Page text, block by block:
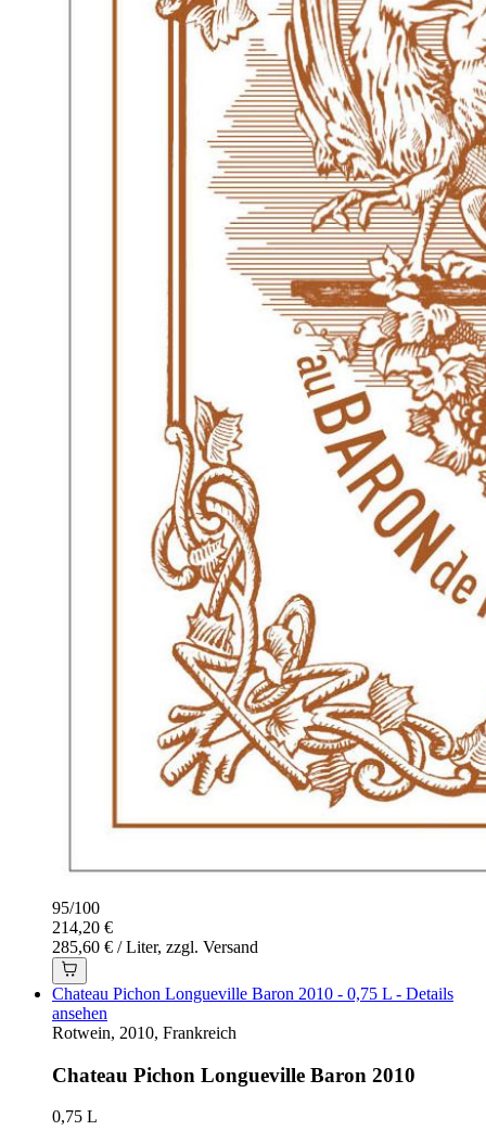
95/100
214,20 €
285,60 € / Liter, zzgl. Versand
Chateau Pichon Longueville Baron 2010 - 0,75 L - Details
ansehen
Rotwein, 2010, Frankreich
Chateau Pichon Longueville Baron 2010
0,75 L